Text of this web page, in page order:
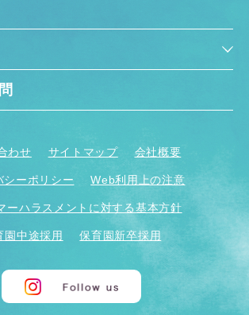
わせ サイトマップ 会社概要
シーポリシー Web利用上の注意
ーハラスメントに対する基本方針
園中途採用 保育園新卒採用